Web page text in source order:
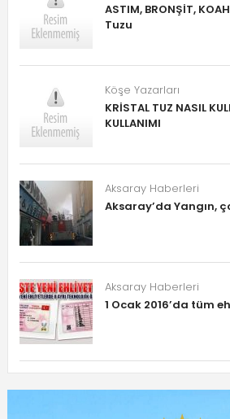
ASTIM, BRONŞİT,
Tuzu
Köşe Yazarları
KRİSTAL TUZ NASIL
KULLANIMI
Aksaray Haberleri
Aksaray’da Yangın,
Aksaray Haberleri
1 Ocak 2016’da tüm